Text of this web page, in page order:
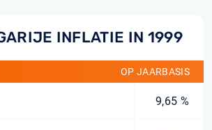
INFLATIE IN 1999
OP JAARBASIS
9,65 %